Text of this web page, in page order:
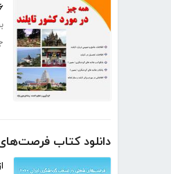
دانلود کتاب فرصت‌های